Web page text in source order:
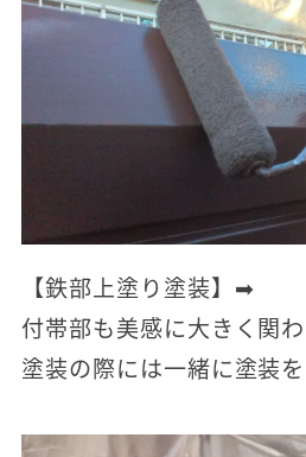
【鉄部上塗り塗装】➡
付帯部も美感に大きく関
塗装の際には一緒に塗装を